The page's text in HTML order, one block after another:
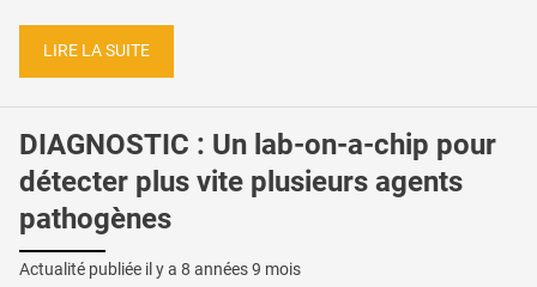
LIRE LA SUITE
DIAGNOSTIC : Un lab-on-a-chip pour
détecter plus vite plusieurs agents
pathogènes
Actualité publiée il y a 8 années 9 mois